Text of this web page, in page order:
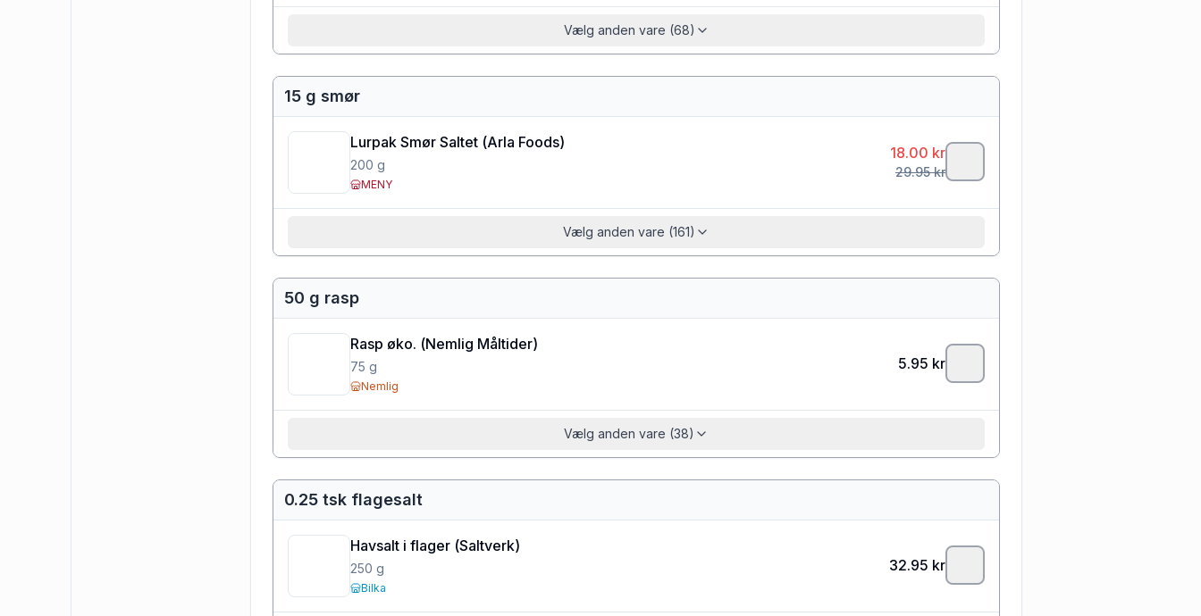
Vælg anden vare (68)
15 g smør
Lurpak Smør Saltet (Arla Foods)
200 g
MENY
18.00 kr
29.95kr
Vælg anden vare (161)
50 g rasp
Rasp øko. (Nemlig Måltider)
75 g
Nemlig
5.95 kr
Vælg anden vare (38)
0.25 tsk flagesalt
Havsalt i flager (Saltverk)
250 g
Bilka
32.95 kr